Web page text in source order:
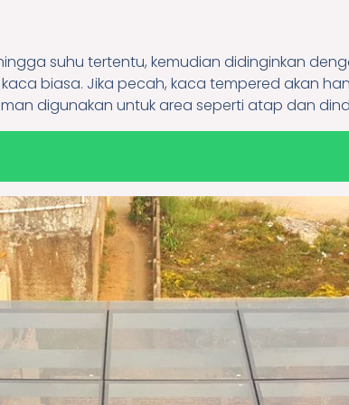
suhu tertentu, kemudian didinginkan
biasa. Jika pecah, kaca tempered akan
digunakan untuk area seperti atap dan